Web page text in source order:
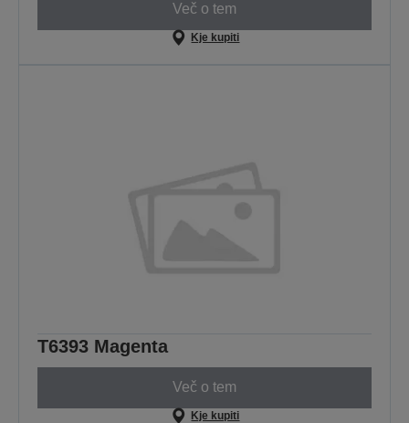
Več o tem
Kje kupiti
T6393 Magenta
Več o tem
Kje kupiti